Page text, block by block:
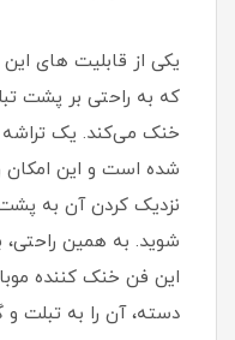
که به راحتی بر پشت
خنک می‌کند. یک تراشه
شده است و این امکان
نزدیک کردن آن به
شوید. به همین راحتی،
این فن خنک کننده
دسته، آن را به تبلت